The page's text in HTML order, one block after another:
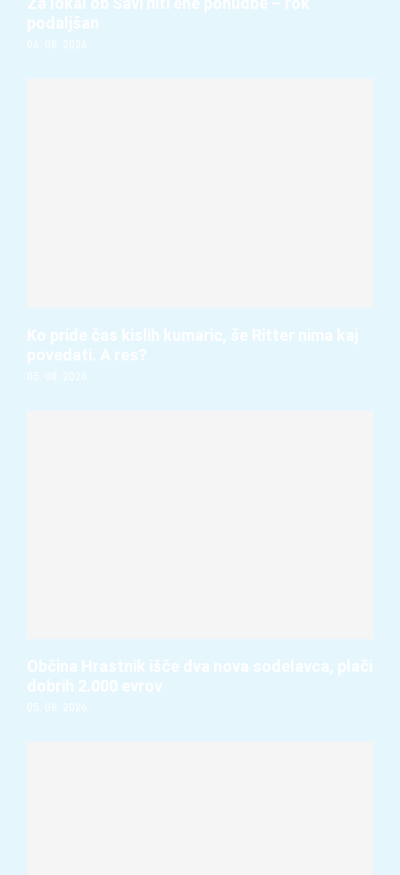
podaljšan
06. 08. 2026
Ko pride čas kislih kumaric, še Ritter nima kaj
povedati. A res?
05. 08. 2026
Občina Hrastnik išče dva nova sodelavca, plači
dobrih 2.000 evrov
05. 08. 2026